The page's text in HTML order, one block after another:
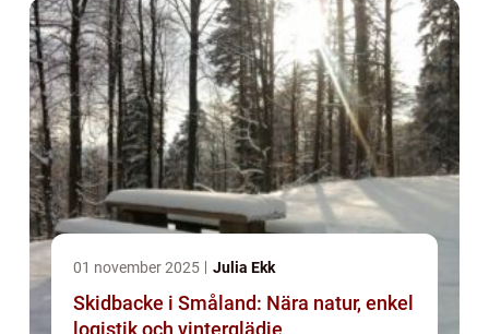
01 november 2025 Julia Ekk
Skidbacke i Småland: Nära natur, enkel
logistik och vinterglädje